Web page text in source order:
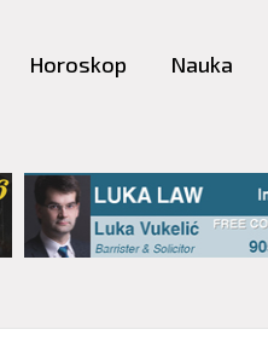
Horoskop Nauka